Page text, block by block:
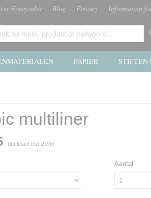
Everycolor Blog Privacy Information
PAPIER STIFTEN
multiliner
(inclusief btw 21%)
Aantal